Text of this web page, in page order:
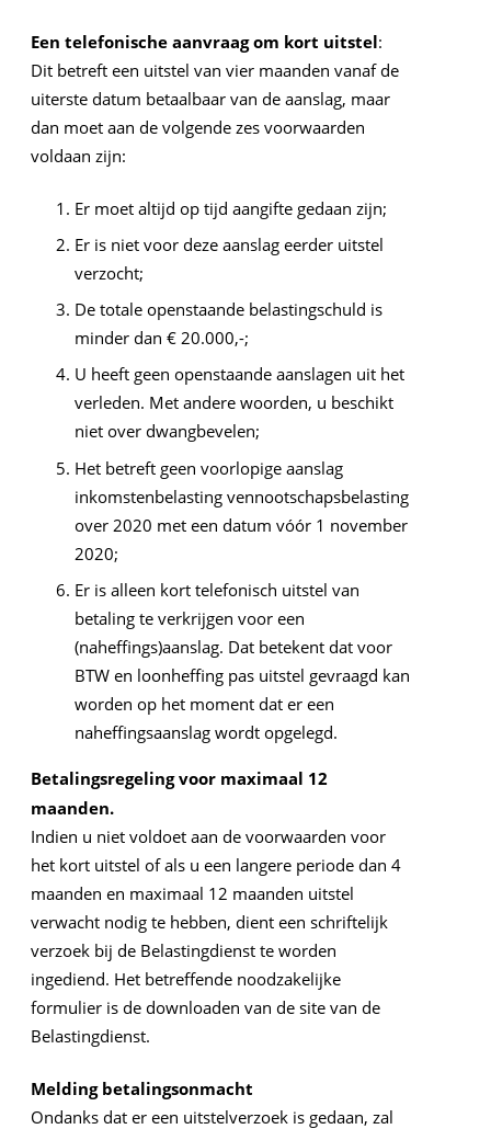
Een telefonische aanvraag om kort uitstel:
Dit betreft een uitstel van vier maanden vanaf de
uiterste datum betaalbaar van de aanslag, maar
dan moet aan de volgende zes voorwaarden
voldaan zijn:
Er moet altijd op tijd aangifte gedaan zijn;
Er is niet voor deze aanslag eerder uitstel
verzocht;
De totale openstaande belastingschuld is
minder dan € 20.000,-;
U heeft geen openstaande aanslagen uit het
verleden. Met andere woorden, u beschikt
niet over dwangbevelen;
Het betreft geen voorlopige aanslag
inkomstenbelasting vennootschapsbelasting
over 2020 met een datum vóór 1 november
2020;
Er is alleen kort telefonisch uitstel van
betaling te verkrijgen voor een
(naheffings)aanslag. Dat betekent dat voor
BTW en loonheffing pas uitstel gevraagd kan
worden op het moment dat er een
naheffingsaanslag wordt opgelegd.
Betalingsregeling voor maximaal 12
maanden.
Indien u niet voldoet aan de voorwaarden voor
het kort uitstel of als u een langere periode dan 4
maanden en maximaal 12 maanden uitstel
verwacht nodig te hebben, dient een schriftelijk
verzoek bij de Belastingdienst te worden
ingediend. Het betreffende noodzakelijke
formulier is de downloaden van de site van de
Belastingdienst.
Melding betalingsonmacht
Ondanks dat er een uitstelverzoek is gedaan, zal